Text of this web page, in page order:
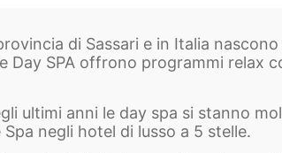
di Sassari e in Italia
Day SPA offrono programmi relax
ultimi anni le day spa si stanno
Spa negli hotel di lusso a 5 stelle.